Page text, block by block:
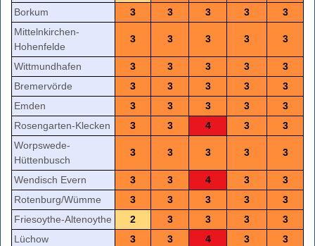
Borkum 3 3 3 3
3
Mittelnkirchen-
Hohenfelde
3 3 3 3 3
Wittmundhafen 3 3 3 3
3
Bremervörde
3 3 3 3
3
Emden
3 3 3 3
3
Rosengarten-Klecken
3 3 4 3
3
Worpswede-
Hüttenbusch
3 3 3 3 3
Wendisch Evern 3 3 4 3
3
Rotenburg/Wümme
3 3 3 3
3
Friesoythe-Altenoythe
2 3 3 3
3
Lüchow
3 3 4 3
3